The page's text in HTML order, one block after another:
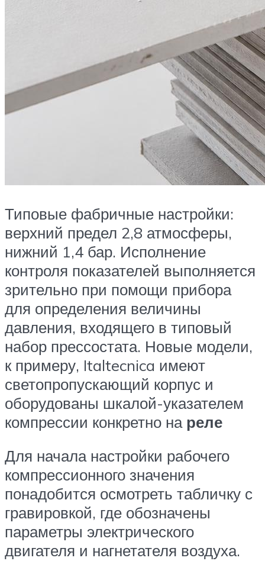
Типовые фабричные настройки:
верхний предел 2,8 атмосферы,
нижний 1,4 бар. Исполнение
контроля показателей выполняется
зрительно при помощи прибора
для определения величины
давления, входящего в типовый
набор прессостата. Новые модели,
к примеру, Italtecnica имеют
светопропускающий корпус и
оборудованы шкалой-указателем
компрессии конкретно на реле
Для начала настройки рабочего
компрессионного значения
понадобится осмотреть табличку с
гравировкой, где обозначены
параметры электрического
двигателя и нагнетателя воздуха.